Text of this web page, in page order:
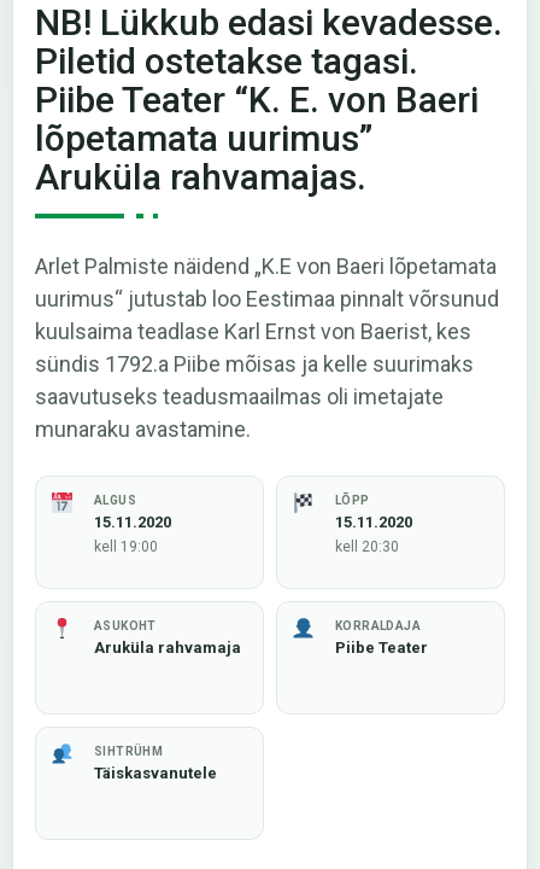
NB! Lükkub edasi kevadesse.
Piletid ostetakse tagasi.
Piibe Teater “K. E. von Baeri
lõpetamata uurimus”
Aruküla rahvamajas.
Arlet Palmiste näidend „K.E von Baeri lõpetamata
uurimus“ jutustab loo Eestimaa pinnalt võrsunud
kuulsaima teadlase Karl Ernst von Baerist, kes
sündis 1792.a Piibe mõisas ja kelle suurimaks
saavutuseks teadusmaailmas oli imetajate
munaraku avastamine.
ALGUS
15.11.2020
kell 19:00
LÕPP
15.11.2020
kell 20:30
ASUKOHT
Aruküla rahvamaja
KORRALDAJA
Piibe Teater
SIHTRÜHM
Täiskasvanutele